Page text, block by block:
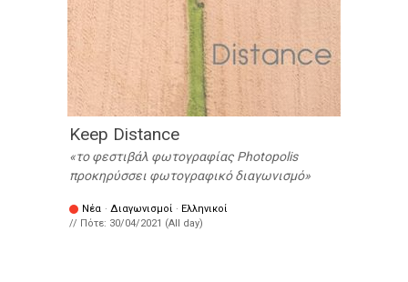
Keep Distance
το φεστιβάλ φωτογραφίας Photopolis
προκηρύσσει φωτογραφικό διαγωνισμό
Νέα · Διαγωνισμοί · Ελληνικοί
// Πότε: 30/04/2021 (All day)